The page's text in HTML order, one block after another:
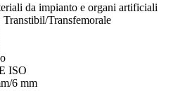
da impianto e organi artificiali
Transfemorale
ISO
6 mm